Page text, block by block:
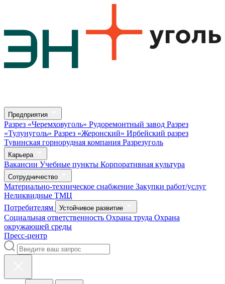
Предприятия
Разрез «Черемховуголь» Рудоремонтный завод Разрез
«Тулунуголь» Разрез «Жеронский» Ирбейский разрез
Тувинская горнорудная компания Разрезуголь
Карьера
Вакансии Учебные пункты Корпоративная культура
Сотрудничество
Материально-техническое снабжение Закупки работ/услуг
Неликвидные ТМЦ
Потребителям
Устойчивое развитие
Социальная ответственность Охрана труда Охрана
окружающей среды
Пресс-центр